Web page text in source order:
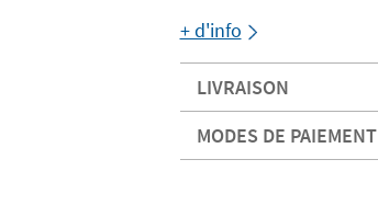
+ d'info
LIVRAISON
MODES DE PAIEMENT